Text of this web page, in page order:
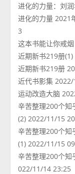
进化的力量：刘
进化的力量 2021
3
这本书能让你戒
近期新书219册
近期新书219册
近代书影集
运动改造大脑
辛苦整理200个知
(2) 2022/11/15
辛苦整理200个知
(1) 2022/11/15
辛苦整理200个知
022/11/14 23:25